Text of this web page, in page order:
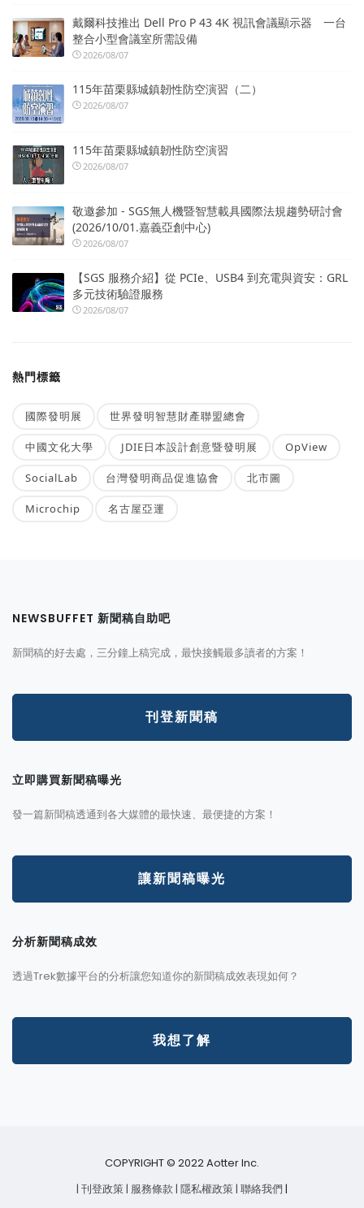
戴爾科技推出 Dell Pro P 43 4K 視訊會議顯示器 一台
整合小型會議室所需設備
2026/08/07
115年苗栗縣城鎮韌性防空演習（二）
2026/08/07
115年苗栗縣城鎮韌性防空演習
2026/08/07
敬邀參加 - SGS無人機暨智慧載具國際法規趨勢研討會
(2026/10/01.嘉義亞創中心)
2026/08/07
【SGS 服務介紹】從 PCIe、USB4 到充電與資安：GRL
多元技術驗證服務
2026/08/07
熱門標籤
國際發明展 世界發明智慧財產聯盟總會
中國文化大學 JDIE日本設計創意暨發明展 OpView
SocialLab 台灣發明商品促進協會 北市圖
Microchip 名古屋亞運
NEWSBUFFET 新聞稿自助吧
新聞稿的好去處，三分鐘上稿完成，最快接觸最多讀者的方案！
刊登新聞稿
立即購買新聞稿曝光
發一篇新聞稿透通到各大媒體的最快速、最便捷的方案！
讓新聞稿曝光
分析新聞稿成效
透過Trek數據平台的分析讓您知道你的新聞稿成效表現如何？
我想了解
COPYRIGHT © 2022 Aotter Inc.
| 刊登政策| 服務條款| 隱私權政策| 聯絡我們 |